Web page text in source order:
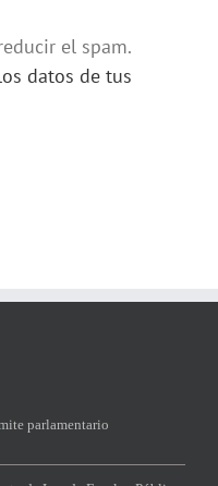
el spam.
datos de tus
parlamentario